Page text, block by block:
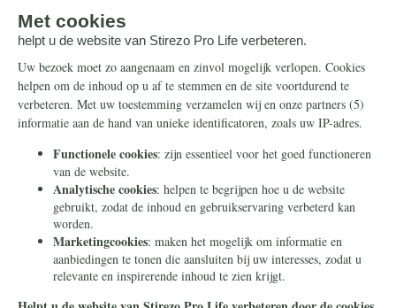
Steun ons
Nieuwsbrief
Eenmalig
Maandelijks
Periodiek
Nalaten
Zelf overschrijven
Info
Contact
Ontvang onze
Telegram-berichten